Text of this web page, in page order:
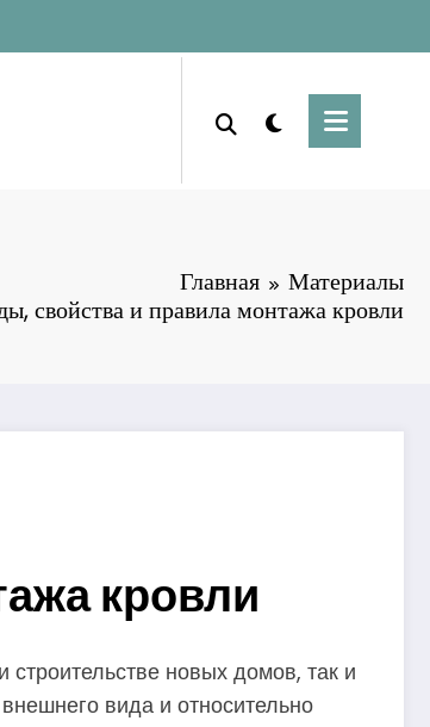
Главная
Материалы
свойства и правила монтажа кровли
кровли
новых домов, так и
вида и относительно